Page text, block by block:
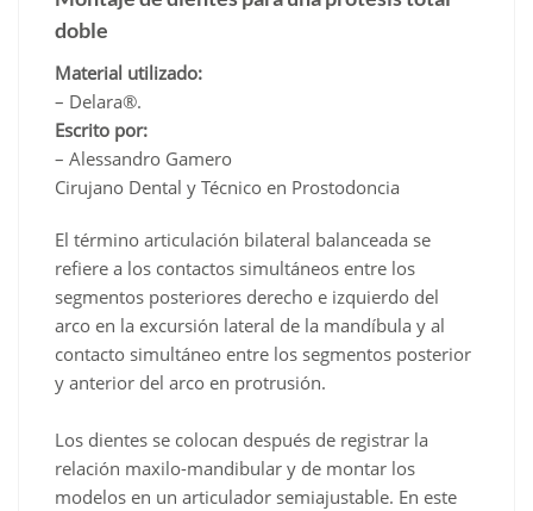
doble
Material utilizado:
– Delara®.
Escrito por:
– Alessandro Gamero
Cirujano Dental y Técnico en Prostodoncia
El término articulación bilateral balanceada se
refiere a los contactos simultáneos entre los
segmentos posteriores derecho e izquierdo del
arco en la excursión lateral de la mandíbula y al
contacto simultáneo entre los segmentos posterior
y anterior del arco en protrusión.
Los dientes se colocan después de registrar la
relación maxilo-mandibular y de montar los
modelos en un articulador semiajustable. En este